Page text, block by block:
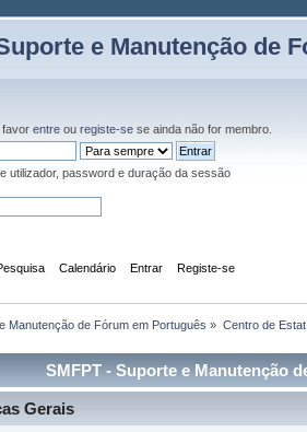
e Manutenção de
favor entre ou registe-se se ainda não for membro.
utilizador, password e duração da sessão
Calendário Entrar Registe-se
Manutenção de Fórum em Português » Centro de
SMFPT - Suporte e Manutenção
Gerais